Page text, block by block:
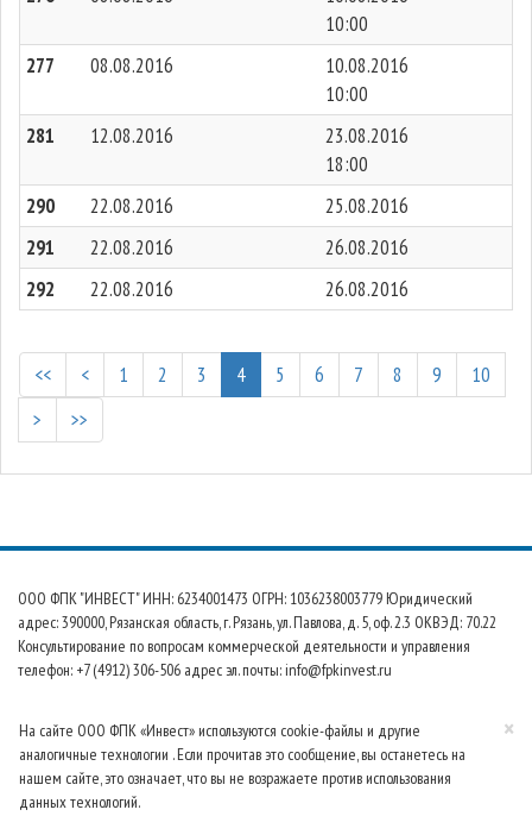
10:00
277
08.08.2016
10.08.2016
10:00
281
12.08.2016
23.08.2016
18:00
290
22.08.2016
25.08.2016
291
22.08.2016
26.08.2016
292
22.08.2016 26.08.2016
<< < 1 2 3 4 5 6 7 8 9
10
>
>>
ООО ФПК "ИНВЕСТ" ИНН: 6234001473 ОГРН: 1036238003779 Юридический
адрес: 390000, Рязанская область, г. Рязань, ул. Павлова, д. 5, оф. 2.3 ОКВЭД: 70.22
Консультирование по вопросам коммерческой деятельности и управления
телефон: +7 (4912) 306-506 адрес эл. почты: info@fpkinvest.ru
×
На сайте ООО ФПК «Инвест» используются cookie-файлы и другие
аналогичные технологии . Если прочитав это сообщение, вы останетесь на
нашем сайте, это означает, что вы не возражаете против использования
данных технологий.